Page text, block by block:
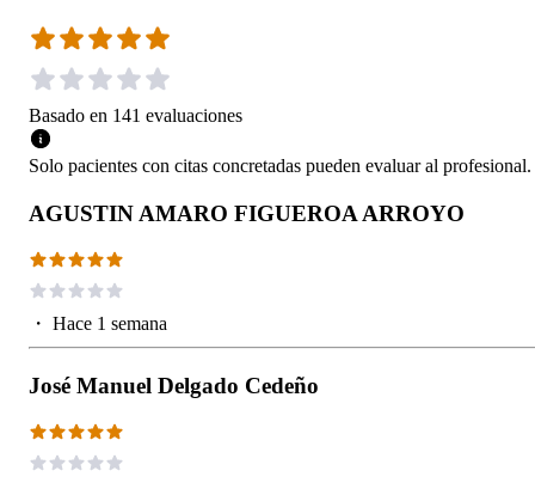
Basado en 141 evaluaciones
Solo pacientes con citas concretadas pueden evaluar al profesional.
AGUSTIN AMARO FIGUEROA ARROYO
・ Hace 1 semana
José Manuel Delgado Cedeño